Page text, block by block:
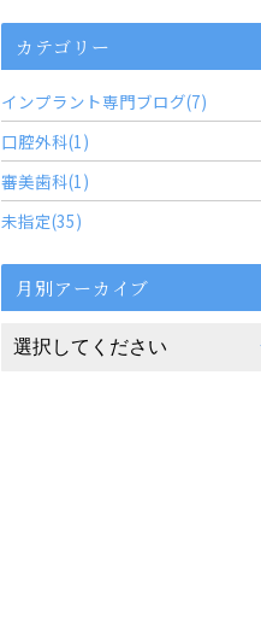
カテゴリー
インプラント専門ブログ(7)
口腔外科(1)
審美歯科(1)
未指定(35)
月別アーカイブ